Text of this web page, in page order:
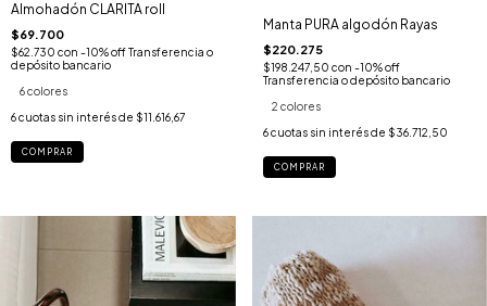
Almohadón CLARITA roll
$69.700
$62.730 con -10% off Transferencia o
depósito bancario
6 colores
6cuotas sin interés de $11.616,67
COMPRAR
Manta PURA algodón Rayas
$220.275
$198.247,50 con -10% off
Transferencia o depósito bancario
2 colores
6 cuotas sin interés de $36.712,50
COMPRAR